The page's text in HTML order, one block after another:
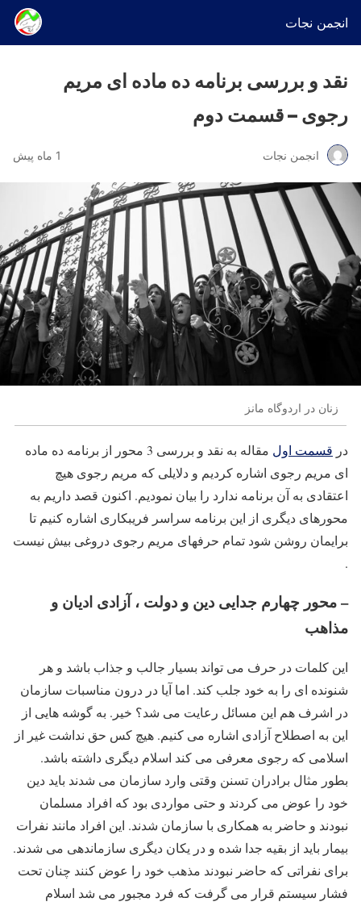
انجمن نجات
نقد و بررسی برنامه ده ماده ای مریم
رجوی – قسمت دوم
انجمن نجات 1 ماه پیش
زنان در اردوگاه مانز
در قسمت اول
مقاله به نقد و بررسی 3 محور از برنامه ده ماده
ای مریم رجوی اشاره کردیم و دلایلی که مریم رجوی هیچ
اعتقادی به آن برنامه ندارد را بیان نمودیم. اکنون قصد داریم به
محورهای دیگری از این برنامه سراسر فریبکاری اشاره کنیم تا
برایمان روشن شود تمام حرفهای مریم رجوی دروغی بیش نیست
.
– محور چهارم جدایی دین و دولت ، آزادی ادیان و
مذاهب
این کلمات در حرف می تواند بسیار جالب و جذاب باشد و هر
شنونده ای را به خود جلب کند. اما آیا در درون مناسبات سازمان
در اشرف هم این مسائل رعایت می شد؟ خیر. به گوشه هایی از
این به اصطلاح آزادی اشاره می کنیم. هیچ کس حق نداشت غیر از
اسلامی که رجوی معرفی می کند اسلام دیگری داشته باشد.
بطور مثال برادران تسنن وقتی وارد سازمان می شدند باید دین
خود را عوض می کردند و حتی مواردی بود که افراد مسلمان
نبودند و حاضر به همکاری با سازمان شدند. این افراد مانند نفرات
بیمار باید از بقیه جدا شده و در یکان دیگری سازماندهی می شدند.
برای نفراتی که حاضر نبودند مذهب خود را عوض کنند چنان تحت
فشار سیستم قرار می گرفت که فرد مجبور می شد اسلام